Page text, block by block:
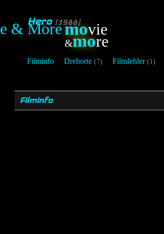
movie
&more
Hero [1988]
Filminfo Drehorte (7) Filmfehler (1)
Filminfo